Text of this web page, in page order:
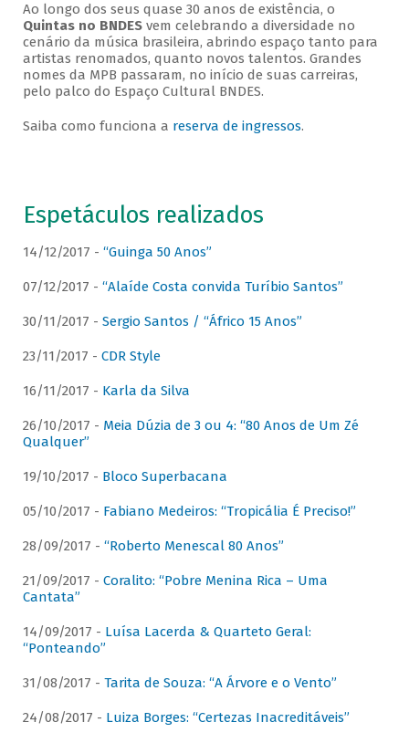
Ao longo dos seus quase 30 anos de existência, o
Quintas no BNDESvem celebrando a diversidade no
cenário da música brasileira, abrindo espaço tanto para
artistas renomados, quanto novos talentos. Grandes
nomes da MPB passaram, no início de suas carreiras,
pelo palco do Espaço Cultural BNDES.
Saiba como funciona a reserva de ingressos.
Espetáculos realizados
14/12/2017 - “Guinga 50 Anos”
07/12/2017 - “Alaíde Costa convida Turíbio Santos”
30/11/2017 - Sergio Santos / “Áfrico 15 Anos”
23/11/2017 - CDR Style
16/11/2017 - Karla da Silva
26/10/2017 - Meia Dúzia de 3 ou 4: “80 Anos de Um Zé
Qualquer”
19/10/2017 - Bloco Superbacana
05/10/2017 - Fabiano Medeiros: “Tropicália É Preciso!”
28/09/2017 - “Roberto Menescal 80 Anos”
21/09/2017 - Coralito: “Pobre Menina Rica – Uma
Cantata”
14/09/2017 - Luísa Lacerda & Quarteto Geral:
“Ponteando”
31/08/2017 - Tarita de Souza: “A Árvore e o Vento”
24/08/2017 - Luiza Borges: “Certezas Inacreditáveis”